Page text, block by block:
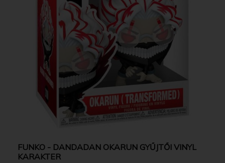
FUNKO - DANDADAN OKARUN GYŰJTŐI VINYL
KARAKTER